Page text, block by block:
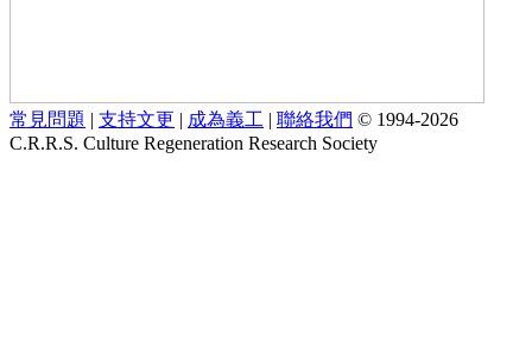
常見問題 | 支持文更 | 成為義工 | 聯絡我們 © 1994-2026
C.R.R.S. Culture Regeneration Research Society